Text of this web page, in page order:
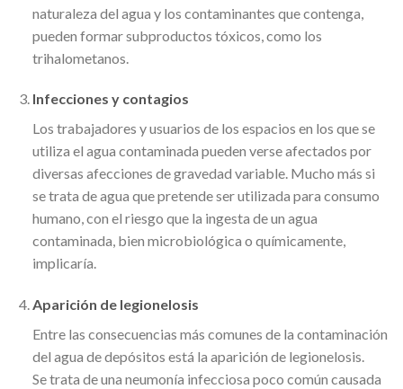
naturaleza del agua y los contaminantes que contenga,
pueden formar subproductos tóxicos, como los
trihalometanos.
Infecciones y contagios
Los trabajadores y usuarios de los espacios en los que se
utiliza el agua contaminada pueden verse afectados por
diversas afecciones de gravedad variable. Mucho más si
se trata de agua que pretende ser utilizada para consumo
humano, con el riesgo que la ingesta de un agua
contaminada, bien microbiológica o químicamente,
implicaría.
Aparición de legionelosis
Entre las consecuencias más comunes de la contaminación
del agua de depósitos está la aparición de legionelosis.
Se trata de una neumonía infecciosa poco común causada